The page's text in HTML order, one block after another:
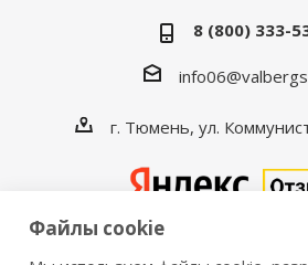
8 (800) 333-
г. Тюмень, ул.
Файлы cookie